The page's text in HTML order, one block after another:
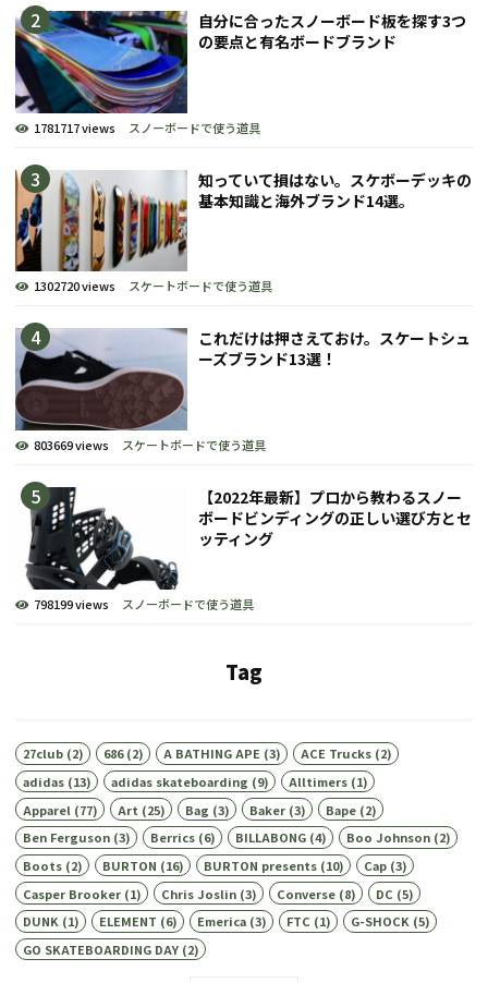
自分に合ったスノーボード板を探す3つ
の要点と有名ボードブランド
1781717 views スノーボードで使う道具
知っていて損はない。スケボーデッキの
基本知識と海外ブランド14選。
1302720 views スケートボードで使う道具
これだけは押さえておけ。スケートシュ
ーズブランド13選！
803669 views スケートボードで使う道具
【2022年最新】プロから教わるスノー
ボードビンディングの正しい選び方とセ
ッティング
798199 views スノーボードで使う道具
Tag
27club(2) 686(2) A BATHING APE(3) ACE Trucks(2)
adidas(13) adidas skateboarding (9) Alltimers(1)
Apparel (77) Art (25) Bag (3) Baker(3) Bape(2)
Ben Ferguson(3) Berrics(6) BILLABONG(4) Boo Johnson(2)
Boots(2) BURTON (16) BURTON presents(10) Cap(3)
Casper Brooker(1) Chris Joslin(3) Converse(8) DC (5)
DUNK(1) ELEMENT (6) Emerica(3) FTC (1) G-SHOCK(5)
GO SKATEBOARDING DAY(2)